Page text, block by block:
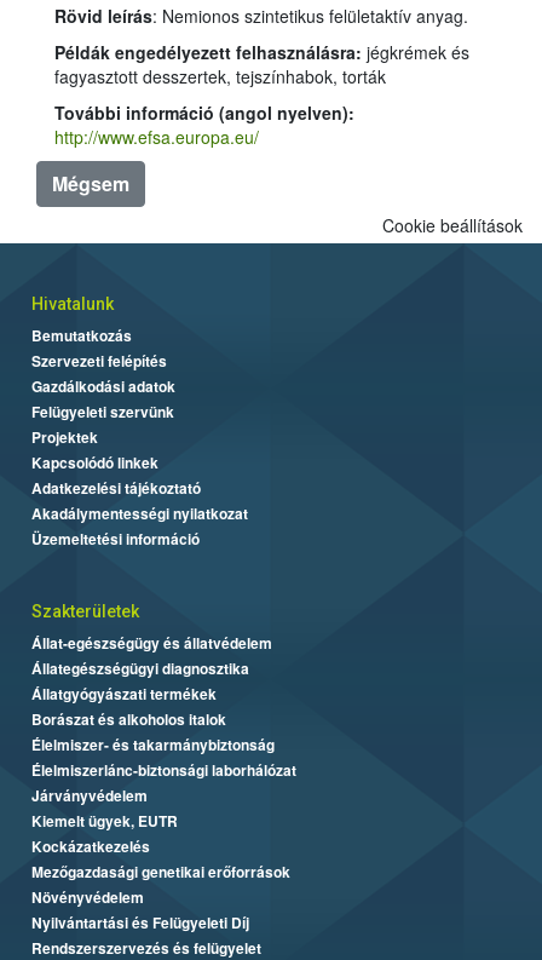
Rövid leírás: Nemionos szintetikus felületaktív anyag.
Példák engedélyezett felhasználásra: jégkrémek és
fagyasztott desszertek, tejszínhabok, torták
További információ (angol nyelven):
http://www.efsa.europa.eu/
Mégsem
Cookie beállítások
Hivatalunk
Bemutatkozás
Szervezeti felépítés
Gazdálkodási adatok
Felügyeleti szervünk
Projektek
Kapcsolódó linkek
Adatkezelési tájékoztató
Akadálymentességi nyilatkozat
Üzemeltetési információ
Szakterületek
Állat-egészségügy és állatvédelem
Állategészségügyi diagnosztika
Állatgyógyászati termékek
Borászat és alkoholos italok
Élelmiszer- és takarmánybiztonság
Élelmiszerlánc-biztonsági laborhálózat
Járványvédelem
Kiemelt ügyek, EUTR
Kockázatkezelés
Mezőgazdasági genetikai erőforrások
Növényvédelem
Nyilvántartási és Felügyeleti Díj
Rendszerszervezés és felügyelet